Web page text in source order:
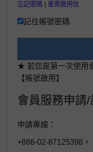
忘記密碼 重寄啟用信
記住帳號密碼
★ 若您是第一次使用
【帳號啟用】
會員服務申請/
申請專線：
+886-02-87125398。